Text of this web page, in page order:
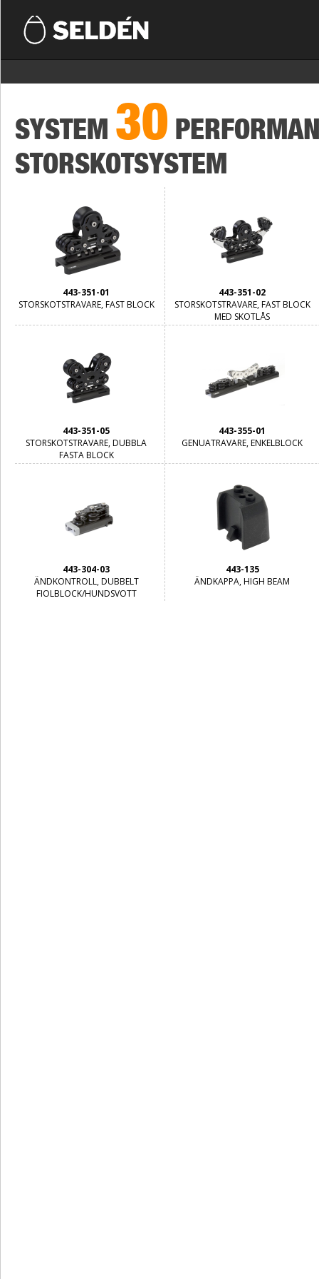
SYSTEM 30
STORSKOTSYSTEM
443-351-01
STORSKOTSTRAVARE, FAST BLOCK
443-351-02
STORSKOTSTRAVARE, FAST BLOCK
MED SKOTLÅS
443-351-05
STORSKOTSTRAVARE, DUBBLA
FASTA BLOCK
443-355-01
GENUATRAVARE, ENKELBLOCK
443-304-03
ÄNDKONTROLL, DUBBELT
FIOLBLOCK/HUNDSVOTT
443-135
ÄNDKAPPA, HIGH BEAM